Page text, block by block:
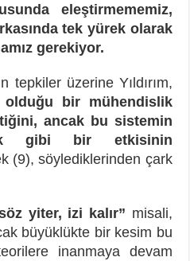
eleştirmememiz,
tek yürek olarak
gerekiyor.
tepkiler üzerine Yıldırım,
olduğu bir mühendislik
ancak bu sistemin
gibi bir etkisinin
(9), söylediklerinden çark
yiter, izi kalır” misali,
büyüklükte bir kesim bu
inanmaya devam